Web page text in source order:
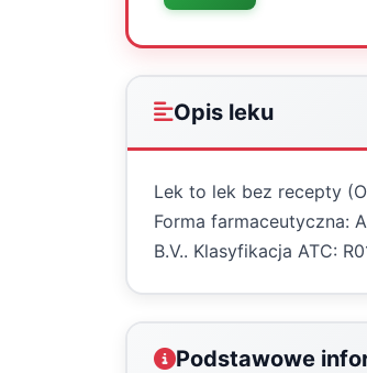
Opis leku
Lek to lek bez recepty
Forma farmaceutyczna:
B.V.. Klasyfikacja ATC:
Podstawowe